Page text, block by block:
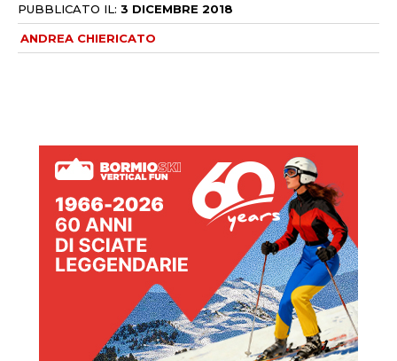
PUBBLICATO IL: 3 DICEMBRE 2018
ANDREA CHIERICATO